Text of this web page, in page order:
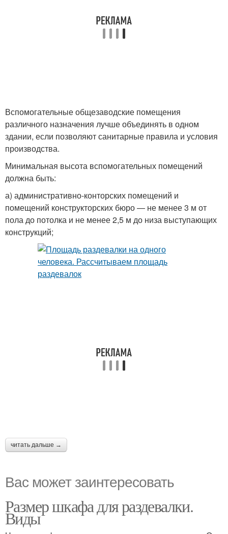
Вспомогательные общезаводские помещения
различного назна­чения лучше объединять в одном
здании, если позволяют сани­тарные правила и условия
производства.
Минимальная высота вспомогательных помещений
должна быть:
а) административно-конторских помещений и
помещений кон­структорских бюро — не менее 3 м от
пола до потолка и не ме­нее 2,5 м до низа выступающих
конструкций;
читать дальше →
Вас может заинтересовать
Размер шкафа для раздевалки.
Виды